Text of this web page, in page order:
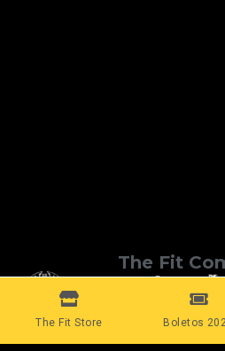
The Fit
Conecta con
The Fit Store Boletos